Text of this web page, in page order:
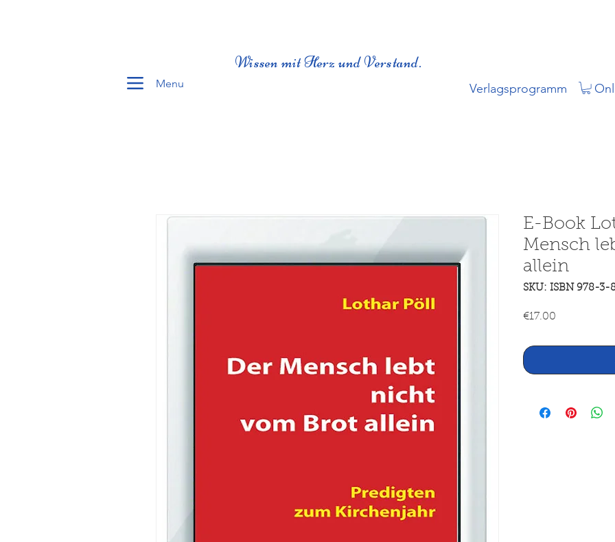
Menu
Wissen mit Herz und Verstand.
Verlagsprogramm
E-Book
Mensch
allein
SKU: ISBN 978-
€17.00Price